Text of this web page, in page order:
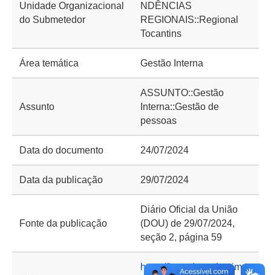
Unidade Organizacional
do Submetedor
NDÊNCIAS
REGIONAIS::Regional
Tocantins
Área temática Gestão Interna
Assunto
ASSUNTO::Gestão
Interna::Gestão de
pessoas
Data do documento 24/07/2024
Data da publicação 29/07/2024
Fonte da publicação
Diário Oficial da União
(DOU) de 29/07/2024,
seção 2, página 59
https://basedeconhecime